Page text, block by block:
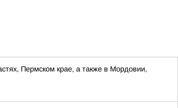
Пермском крае, а также в Мордовии,